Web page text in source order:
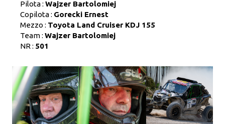
Pilota : Wajzer Bartolomiej
Copilota : Gorecki Ernest
Mezzo : Toyota Land Cruiser KDJ 155
Team : Wajzer Bartolomiej
NR : 501